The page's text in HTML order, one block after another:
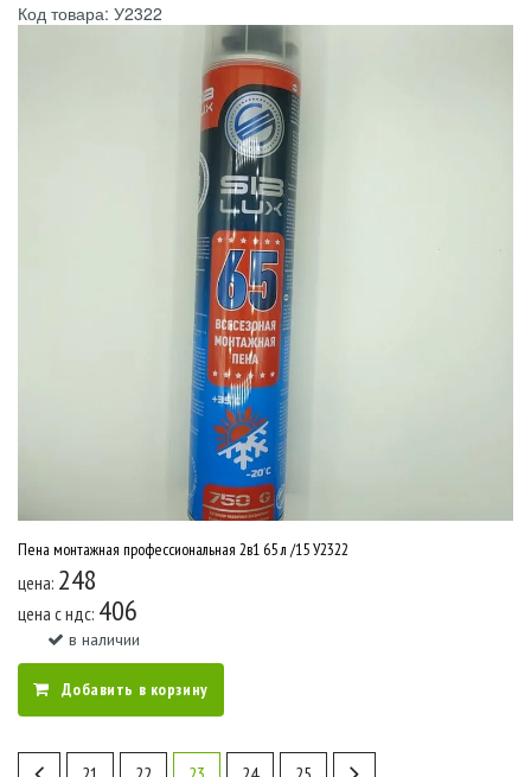
Код товара: У2322
Пена монтажная профессиональная 2в1 65 л /15 У2322
цена: 248
цена c ндс: 406
в наличии
Добавить в корзину